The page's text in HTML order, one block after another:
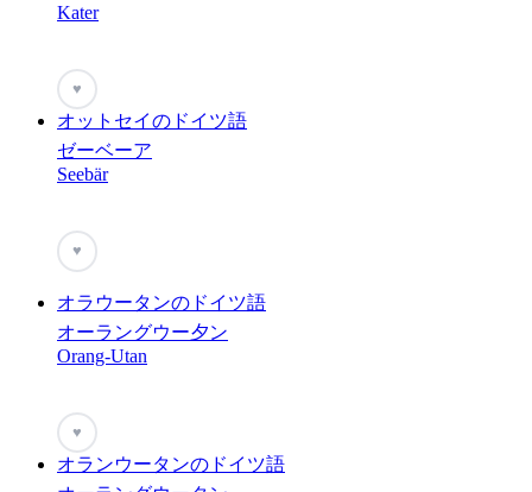
Kater
♥
オットセイのドイツ語
ゼーベーア
Seebär
♥
オラウータンのドイツ語
オーラングウー夕ン
Orang-Utan
♥
オランウータンのドイツ語